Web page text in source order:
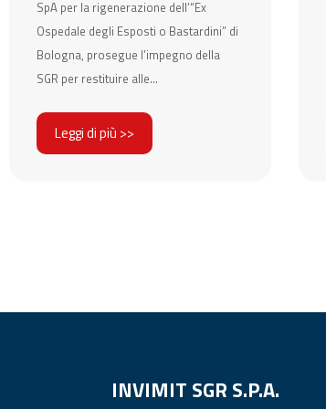
SpA per la rigenerazione dell’“Ex
Ospedale degli Esposti o Bastardini” di
Bologna, prosegue l’impegno della
SGR per restituire alle...
Leggi di più >>
INVIMIT SGR S.P.A.